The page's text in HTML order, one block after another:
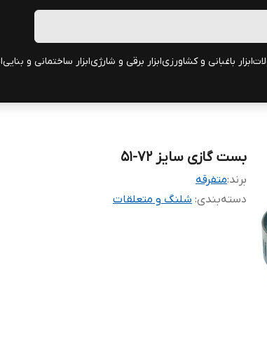
ابزار باغبانی و کشاورزیابزار برقی و شارژیابزار ساختمانی و بنایی
بست گازی سایز 72-51
برند:متفرقه
دسته‌بندی: شلنگ و متعلقات